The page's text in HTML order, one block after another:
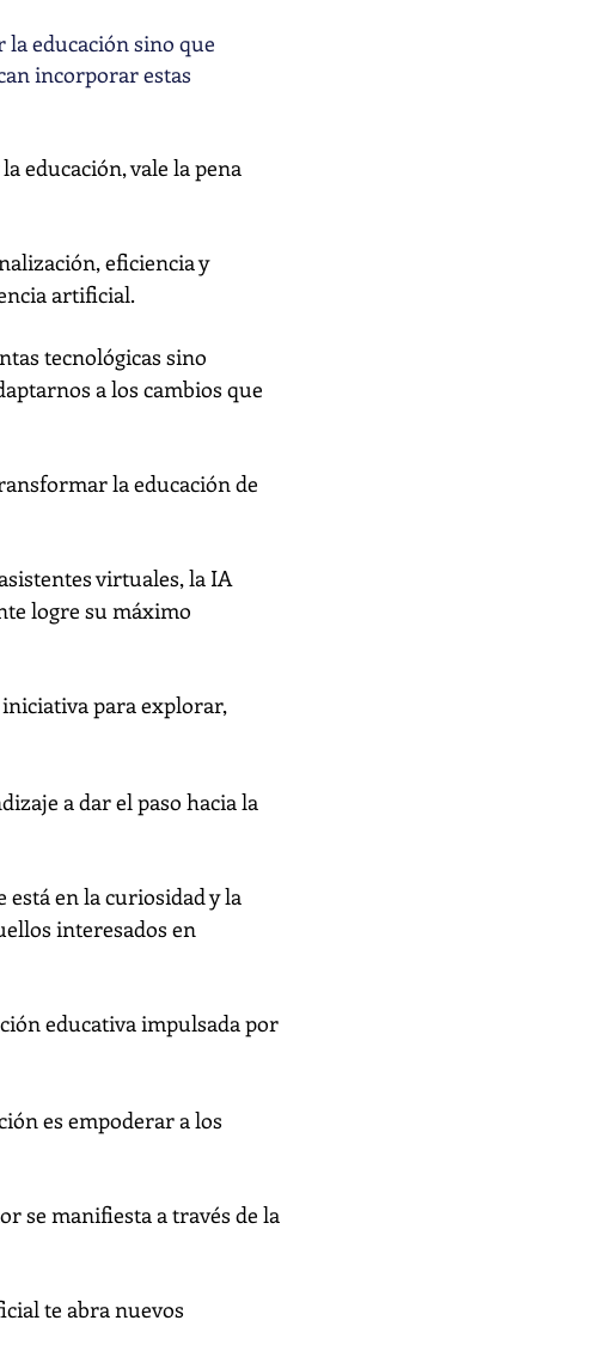
educación sino que
incorporar estas
educación, vale la pena
eficiencia y
artificial.
tecnológicas sino
a los cambios que
la educación de
virtuales, la IA
logre su máximo
para explorar,
a dar el paso hacia la
está en la curiosidad y la
interesados en
educativa impulsada por
es empoderar a los
se manifiesta a través de la
te abra nuevos